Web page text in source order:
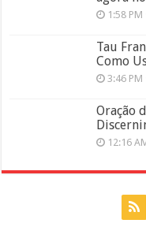
1:58 PM
Tau
Como
3:46 PM
Oração
12:16